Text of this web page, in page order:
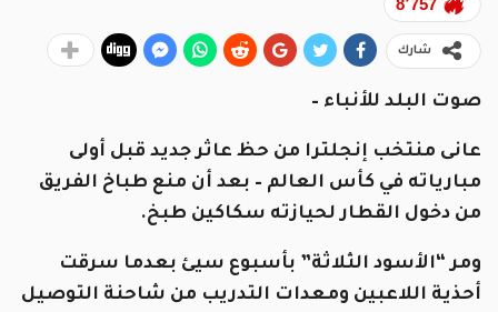
8٬757
شارك
صوت البلد للأنباء –
عانى منتخب إنجلترا من حظ عاثر جديد قبل أولى
مبارياته في كأس العالم – بعد أن منع طباخ الفريق
من دخول القطار لحيازته سكاكين طبخ.
ومر “الأسود الثلاثة” بأسبوع سيئ بعدما سرقت
أحذية اللاعبين ومعدات التدريب من شاحنة التوصيل